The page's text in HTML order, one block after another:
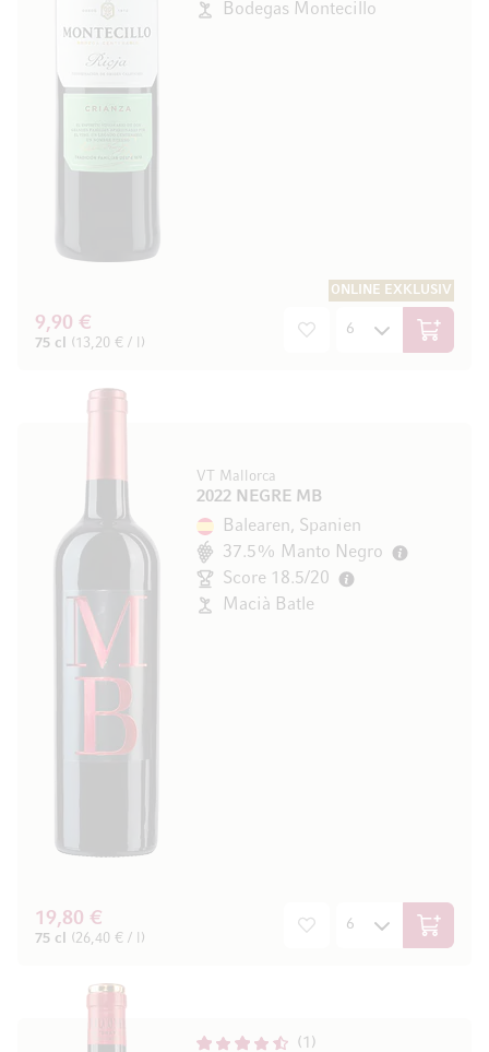
Bodegas Montecillo
ONLINE EXKLUSIV
9,90 €
75 cl (13,20 € / l) In den
VT Mallorca
2022 NEGRE MB
Balearen, Spanien
37.5% Manto Negro
Score 18.5/20
Macià Batle
19,80 €
75 cl (26,40 € / l) In den
1